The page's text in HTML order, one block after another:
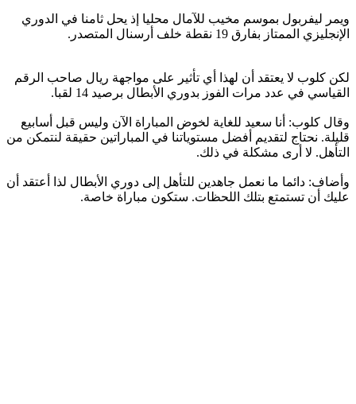
ويمر ليفربول بموسم مخيب للآمال محليا إذ يحل ثامنا في الدوري
الإنجليزي الممتاز بفارق 19 نقطة خلف أرسنال المتصدر.
لكن كلوب لا يعتقد أن لهذا أي تأثير على مواجهة ريال صاحب الرقم
القياسي في عدد مرات الفوز بدوري الأبطال برصيد 14 لقبا.
وقال كلوب: أنا سعيد للغاية لخوض المباراة الآن وليس قبل أسابيع
قليلة. نحتاج لتقديم أفضل مستوياتنا في المباراتين حقيقة لنتمكن من
التأهل. لا أرى مشكلة في ذلك.
وأضاف: دائما ما نعمل جاهدين للتأهل إلى دوري الأبطال لذا أعتقد أن
عليك أن تستمتع بتلك اللحظات. ستكون مباراة خاصة.